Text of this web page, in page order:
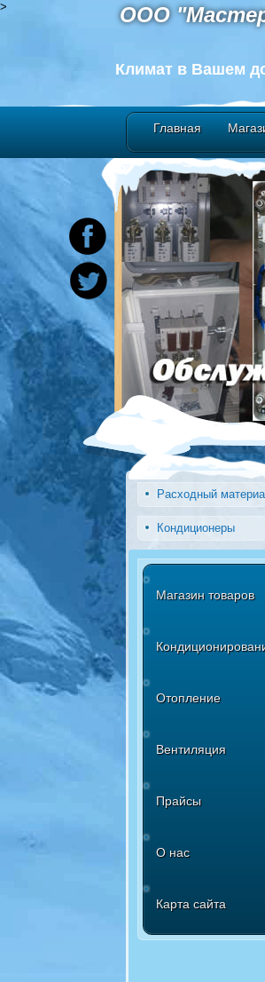
ООО
Климат в Вашем
>
Главная
Расходный
Кондиционеры
Магазин товаров
Отопление
Вентиляция
Прайсы
О нас
Карта сайта